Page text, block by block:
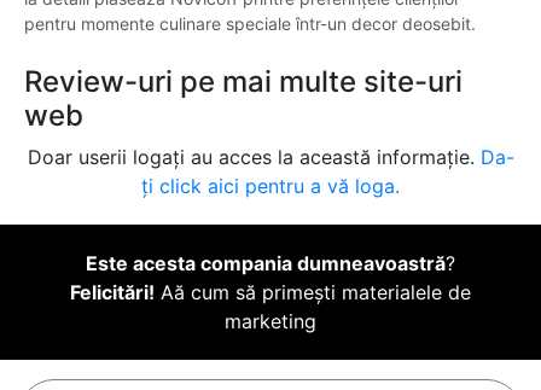
pentru momente culinare speciale într-un decor deosebit.
Review-uri pe mai multe site-uri
web
Doar userii logați au acces la această informație. Da-
ți click aici pentru a vă loga.
Este acesta compania dumneavoastră?
Felicitări! Aă cum să primești materialele de
marketing